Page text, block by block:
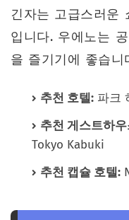
긴자는 고급스러운
입니다. 우에노는
을 즐기기에 좋습니
추천 호텔: 파크
추천 게스트하
Tokyo Kabuki
추천 캡슐 호텔: